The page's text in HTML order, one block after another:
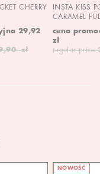
CHERRY
29,92
zł
INSTA KISS
CARAMEL
cena
zł
regular price
NOWOŚĆ